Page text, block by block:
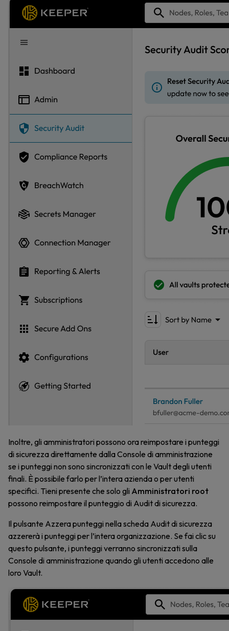
Inoltre, gli amministratori possono ora reimpostare i punteggi
di sicurezza direttamente dalla Console di amministrazione
se i punteggi non sono sincronizzati con le Vault degli utenti
finali. È possibile farlo per l’intera azienda o per utenti
specifici. Tieni presente che solo gli Amministratori root
possono reimpostare il punteggio di Audit di sicurezza.
Il pulsante Azzera punteggi nella scheda Audit di sicurezza
azzererà i punteggi per l’intera organizzazione. Se fai clic su
questo pulsante, i punteggi verranno sincronizzati sulla
Console di amministrazione quando gli utenti accedono alle
loro Vault.